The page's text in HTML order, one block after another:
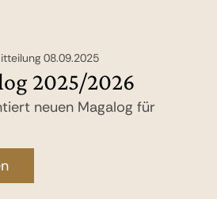
08.09.2025
2025/2026
neuen Magalog für